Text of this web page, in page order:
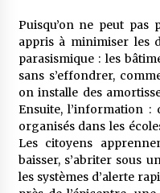
Puisqu’on ne peut pas
appris à minimiser les
parasismique : les
sans s’effondrer,
on installe des
Ensuite, l’information :
organisés dans les
Les citoyens
baisser, s’abriter sous
les systèmes d’alerte